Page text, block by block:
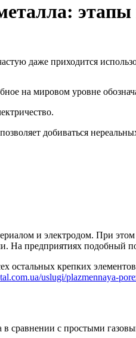
этапы
даже приходится
на мировом уровне
добиваться
и электродом. При
предприятиях подобный
крепких
uslugi/plazmennaya-
сравнении с простыми